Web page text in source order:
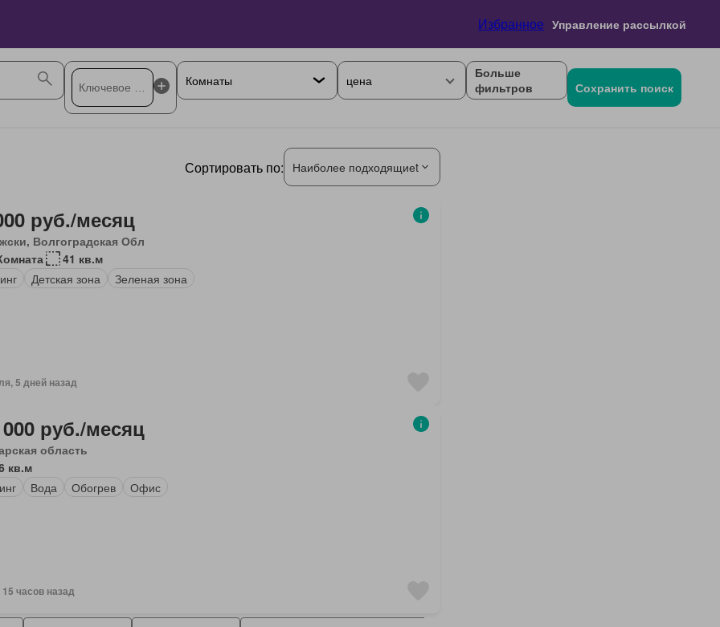
Избранное Управление рассылкой
цена
Больше
фильтров
Сохранить поиск
Сортировать по: Наиболее подходящиеt
руб./месяц
Волгоградская Обл
41 кв.м
Детская зона Зеленая зона
5 дней назад
000 руб./месяц
область
кв.м
Вода Обогрев Офис
часов назад